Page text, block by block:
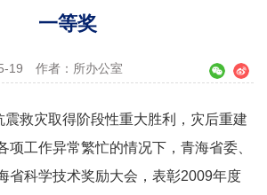
一等奖
19 作者：所办公室
救灾取得阶段性重大胜利，灾后重建
项工作异常繁忙的情况下，青海省委、
省科学技术奖励大会，表彰2009年度